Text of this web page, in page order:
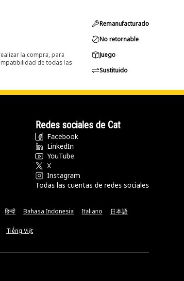
la compra, para
de todas las
Remanufacturado
No retornable
Juego
Sustituido
Redes sociales de Cat
Facebook
LinkedIn
YouTube
X
Instagram
Todas las cuentas de redes sociales
हिन्दी Bahasa Indonesia Italiano 日本語
Tiếng Việt